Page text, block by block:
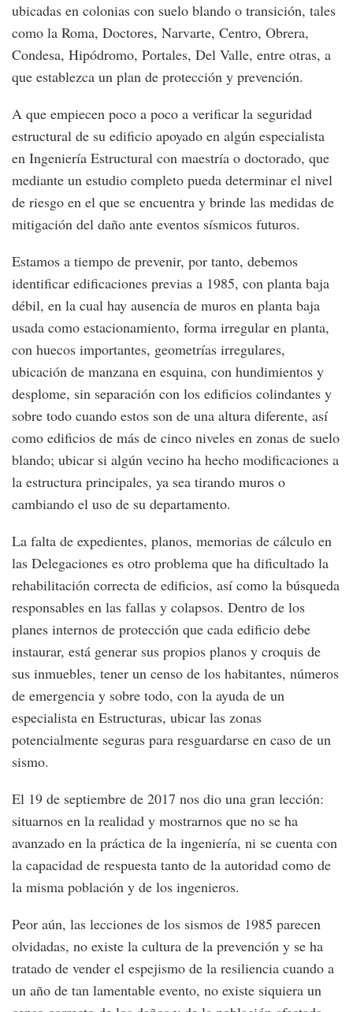
ubicadas en colonias con suelo blando o transición, tales
como la Roma, Doctores, Narvarte, Centro, Obrera,
Condesa, Hipódromo, Portales, Del Valle, entre otras, a
que establezca un plan de protección y prevención.
A que empiecen poco a poco a verificar la seguridad
estructural de su edificio apoyado en algún especialista
en Ingeniería Estructural con maestría o doctorado, que
mediante un estudio completo pueda determinar el nivel
de riesgo en el que se encuentra y brinde las medidas de
mitigación del daño ante eventos sísmicos futuros.
Estamos a tiempo de prevenir, por tanto, debemos
identificar edificaciones previas a 1985, con planta baja
débil, en la cual hay ausencia de muros en planta baja
usada como estacionamiento, forma irregular en planta,
con huecos importantes, geometrías irregulares,
ubicación de manzana en esquina, con hundimientos y
desplome, sin separación con los edificios colindantes y
sobre todo cuando estos son de una altura diferente, así
como edificios de más de cinco niveles en zonas de suelo
blando; ubicar si algún vecino ha hecho modificaciones a
la estructura principales, ya sea tirando muros o
cambiando el uso de su departamento.
La falta de expedientes, planos, memorias de cálculo en
las Delegaciones es otro problema que ha dificultado la
rehabilitación correcta de edificios, así como la búsqueda
responsables en las fallas y colapsos. Dentro de los
planes internos de protección que cada edificio debe
instaurar, está generar sus propios planos y croquis de
sus inmuebles, tener un censo de los habitantes, números
de emergencia y sobre todo, con la ayuda de un
especialista en Estructuras, ubicar las zonas
potencialmente seguras para resguardarse en caso de un
sismo.
El 19 de septiembre de 2017 nos dio una gran lección:
situarnos en la realidad y mostrarnos que no se ha
avanzado en la práctica de la ingeniería, ni se cuenta con
la capacidad de respuesta tanto de la autoridad como de
la misma población y de los ingenieros.
Peor aún, las lecciones de los sismos de 1985 parecen
olvidadas, no existe la cultura de la prevención y se ha
tratado de vender el espejismo de la resiliencia cuando a
un año de tan lamentable evento, no existe siquiera un